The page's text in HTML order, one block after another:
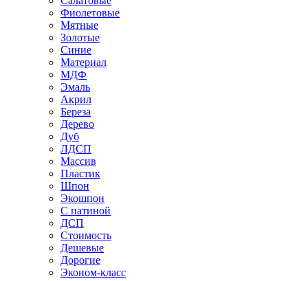
Фиолетовые
Мятные
Золотые
Синие
Материал
МДФ
Эмаль
Акрил
Береза
Дерево
Дуб
ЛДСП
Массив
Пластик
Шпон
Экошпон
С патиной
ДСП
Стоимость
Дешевые
Дорогие
Эконом-класс